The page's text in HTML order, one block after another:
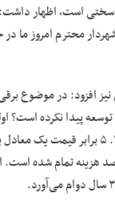
سختی است، اظهار
محترم امروز ما
افزود: در موضوع
پیدا نکرده
در حال حاضر است؛ چرا که یک موتورسیکلت
گران‌قیمتی هم دارند که بعضاً تا ۶۰